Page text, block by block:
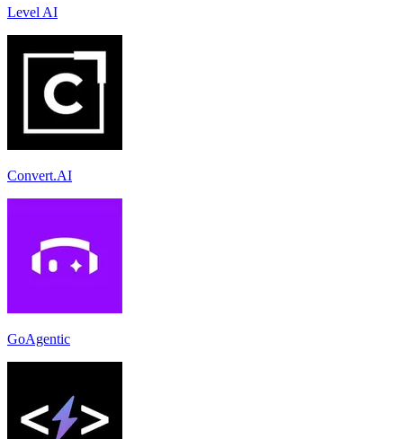
Level AI
Convert.AI
GoAgentic